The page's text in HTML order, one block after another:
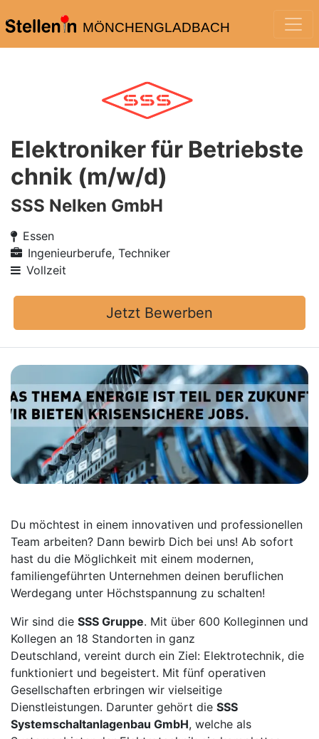
MÖNCHENGLADBACH
Elektroniker für Betriebste
chnik (m/w/d)
SSS Nelken GmbH
Essen
Ingenieurberufe, Techniker
Vollzeit
Jetzt Bewerben
Du möchtest in einem innovativen und professionellen
Team arbeiten? Dann bewirb Dich bei uns! Ab sofort
hast du die Möglichkeit mit einem modernen,
familiengeführten Unternehmen deinen beruflichen
Werdegang unter Höchstspannung zu schalten!
Wir sind die SSS Gruppe. Mit über 600 Kolleginnen und
Kollegen an 18 Standorten in ganz
Deutschland, vereint durch ein Ziel: Elektrotechnik, die
funktioniert und begeistert. Mit fünf operativen
Gesellschaften erbringen wir vielseitige
Dienstleistungen. Darunter gehört die SSS
Systemschaltanlagenbau GmbH, welche als